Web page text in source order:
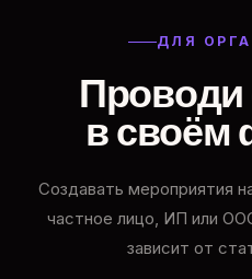
ДЛЯ
в своём
Создавать мероприятия
частное лицо, ИП или
зависит от